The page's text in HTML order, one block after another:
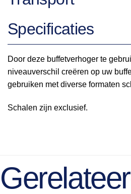
Specificaties
Door deze buffetverhoger te
niveauverschil creëren op uw
gebruiken met diverse formaten
Schalen zijn exclusief.